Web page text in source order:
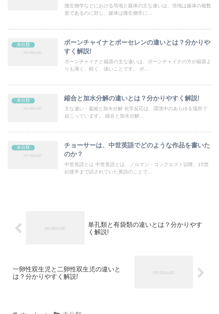
微生物学などにおける培地と媒体の主な違いは、培地は媒体の複数
形であるのに対し、媒体は微生物学に...
未分類
ボーンチャイナとポーセレンの違いとは？分かりや
すく解説!
ボーンチャイナと磁器の主な違いは、ボーンチャイナの方が磁器よ
りも薄く、軽く、強いことです。 ボ...
未分類 縮合と加水分解の違いとは？分かりやすく解説!
主な違い - 凝縮と加水分解 化学反応は、環境中のあらゆる場所で
起こっています。 縮合と加水分解...
未分類
チョーサーは、中世英語でどのような作品を書いた
のか？
中世英語とは 中世英語とは、ノルマン・コンクエスト以降、15世
紀後半まで話されていた英語のことで...
単孔類と有袋類の違いとは？分かりやす
く解説!
一卵性双生児と二卵性双生児の違いと
は？分かりやすく解説!